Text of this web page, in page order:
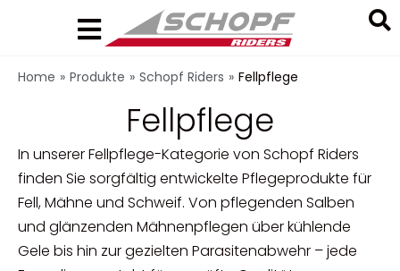
Search
Home » Produkte » Schopf Riders » Fellpflege
Fellpflege
In unserer Fellpflege-Kategorie von Schopf Riders
finden Sie sorgfältig entwickelte Pflegeprodukte für
Fell, Mähne und Schweif. Von pflegenden Salben
und glänzenden Mähnenpflegen über kühlende
Gele bis hin zur gezielten Parasitenabwehr – jede